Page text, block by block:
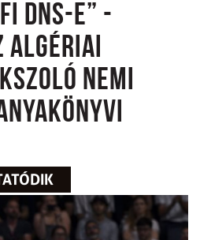
DNS-e” -
algériai
nemi